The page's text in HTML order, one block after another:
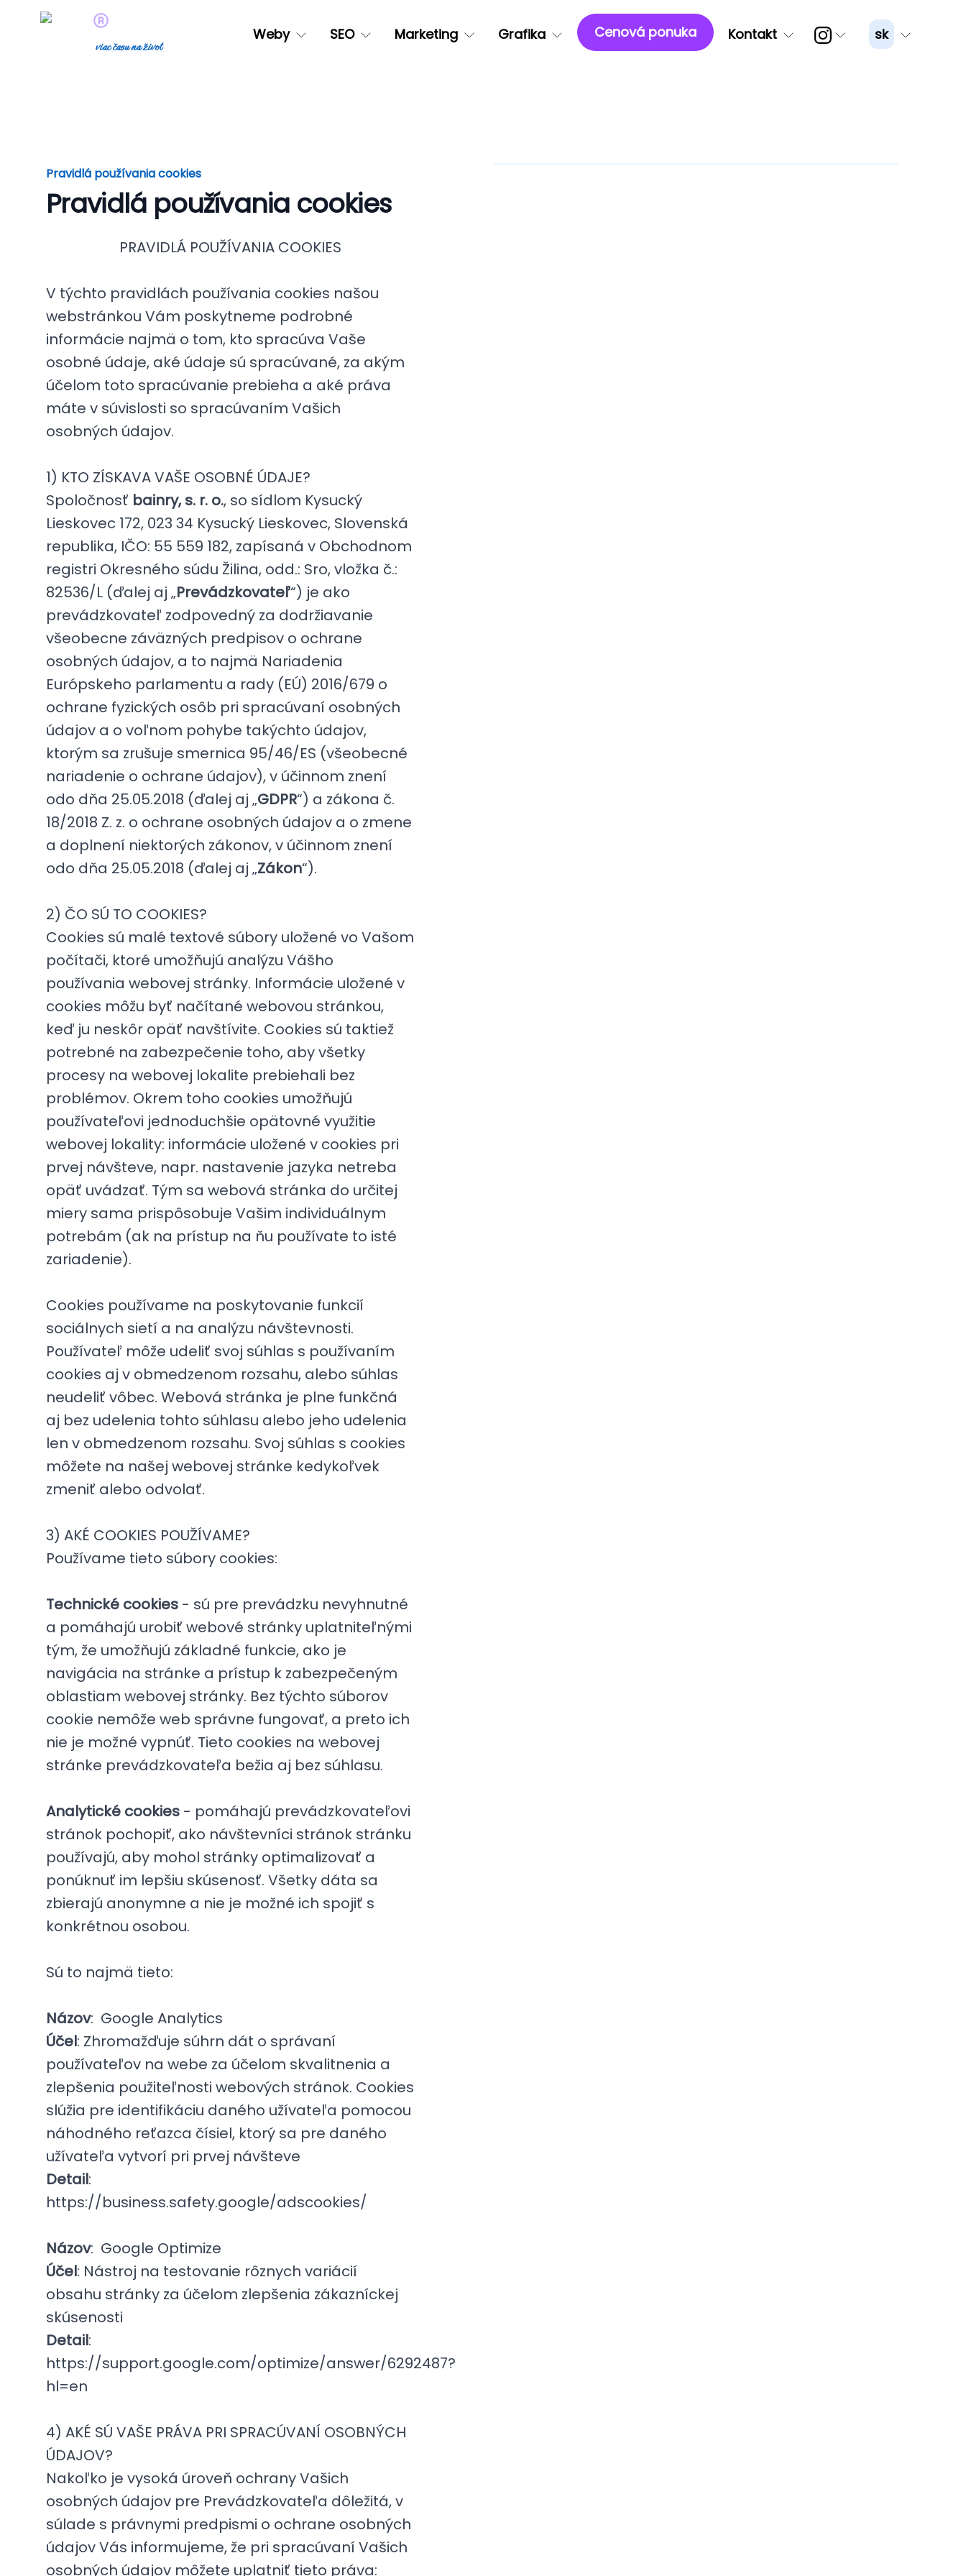
viac času na život
Weby SEO Marketing Grafika Cenová ponuka Kontakt sk
Pravidlá používania cookies
Pravidlá používania cookies
PRAVIDLÁ POUŽÍVANIA COOKIES
V týchto pravidlách používania cookies našou
webstránkou Vám poskytneme podrobné
informácie najmä o tom, kto spracúva Vaše
osobné údaje, aké údaje sú spracúvané, za akým
účelom toto spracúvanie prebieha a aké práva
máte v súvislosti so spracúvaním Vašich
osobných údajov.
1) KTO ZÍSKAVA VAŠE OSOBNÉ ÚDAJE?
Spoločnosť bainry, s. r. o., so sídlom Kysucký
Lieskovec 172, 023 34 Kysucký Lieskovec, Slovenská
republika, IČO: 55 559 182, zapísaná v Obchodnom
registri Okresného súdu Žilina, odd.: Sro, vložka č.:
82536/L (ďalej aj „Prevádzkovateľ“) je ako
prevádzkovateľ zodpovedný za dodržiavanie
všeobecne záväzných predpisov o ochrane
osobných údajov, a to najmä Nariadenia
Európskeho parlamentu a rady (EÚ) 2016/679 o
ochrane fyzických osôb pri spracúvaní osobných
údajov a o voľnom pohybe takýchto údajov,
ktorým sa zrušuje smernica 95/46/ES (všeobecné
nariadenie o ochrane údajov), v účinnom znení
odo dňa 25.05.2018 (ďalej aj „GDPR“) a zákona č.
18/2018 Z. z. o ochrane osobných údajov a o zmene
a doplnení niektorých zákonov, v účinnom znení
odo dňa 25.05.2018 (ďalej aj „Zákon“).
2) ČO SÚ TO COOKIES?
Cookies sú malé textové súbory uložené vo Vašom
počítači, ktoré umožňujú analýzu Vášho
používania webovej stránky. Informácie uložené v
cookies môžu byť načítané webovou stránkou,
keď ju neskôr opäť navštívite. Cookies sú taktiež
potrebné na zabezpečenie toho, aby všetky
procesy na webovej lokalite prebiehali bez
problémov. Okrem toho cookies umožňujú
používateľovi jednoduchšie opätovné využitie
webovej lokality: informácie uložené v cookies pri
prvej návšteve, napr. nastavenie jazyka netreba
opäť uvádzať. Tým sa webová stránka do určitej
miery sama prispôsobuje Vašim individuálnym
potrebám (ak na prístup na ňu používate to isté
zariadenie).
Cookies používame na poskytovanie funkcií
sociálnych sietí a na analýzu návštevnosti.
Používateľ môže udeliť svoj súhlas s používaním
cookies aj v obmedzenom rozsahu, alebo súhlas
neudeliť vôbec. Webová stránka je plne funkčná
aj bez udelenia tohto súhlasu alebo jeho udelenia
len v obmedzenom rozsahu. Svoj súhlas s cookies
môžete na našej webovej stránke kedykoľvek
zmeniť alebo odvolať.
3) AKÉ COOKIES POUŽÍVAME?
Používame tieto súbory cookies:
Technické cookies - sú pre prevádzku nevyhnutné
a pomáhajú urobiť webové stránky uplatniteľnými
tým, že umožňujú základné funkcie, ako je
navigácia na stránke a prístup k zabezpečeným
oblastiam webovej stránky. Bez týchto súborov
cookie nemôže web správne fungovať, a preto ich
nie je možné vypnúť. Tieto cookies na webovej
stránke prevádzkovateľa bežia aj bez súhlasu.
Analytické cookies - pomáhajú prevádzkovateľovi
stránok pochopiť, ako návštevníci stránok stránku
používajú, aby mohol stránky optimalizovať a
ponúknuť im lepšiu skúsenosť. Všetky dáta sa
zbierajú anonymne a nie je možné ich spojiť s
konkrétnou osobou.
Sú to najmä tieto:
Názov: Google Analytics
Účel: Zhromažďuje súhrn dát o správaní
používateľov na webe za účelom skvalitnenia a
zlepšenia použiteľnosti webových stránok. Cookies
slúžia pre identifikáciu daného užívateľa pomocou
náhodného reťazca čísiel, ktorý sa pre daného
užívateľa vytvorí pri prvej návšteve
Detail:
https://business.safety.google/adscookies/
Názov: Google Optimize
Účel: Nástroj na testovanie rôznych variácií
obsahu stránky za účelom zlepšenia zákazníckej
skúsenosti
Detail:
https://support.google.com/optimize/answer/6292487?
hl=en
4) AKÉ SÚ VAŠE PRÁVA PRI SPRACÚVANÍ OSOBNÝCH
ÚDAJOV?
Nakoľko je vysoká úroveň ochrany Vašich
osobných údajov pre Prevádzkovateľa dôležitá, v
súlade s právnymi predpismi o ochrane osobných
údajov Vás informujeme, že pri spracúvaní Vašich
osobných údajov môžete uplatniť tieto práva: